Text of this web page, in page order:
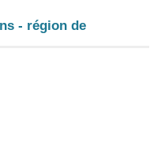
- région de